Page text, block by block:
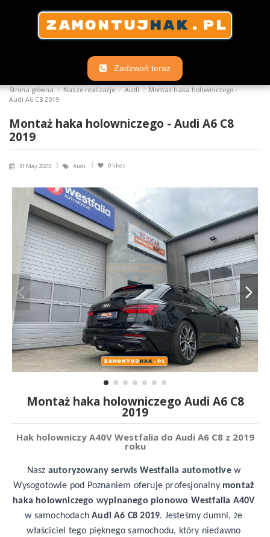
Zadzwoń teraz
Strona główna Nasze realizacje Audi
Montaż haka holowniczego -
Audi A6 C8 2019
Montaż haka holowniczego - Audi A6 C8
2019
31 May 2023 Audi 0 likes
Montaż haka holowniczego Audi A6 C8
2019
Hak holowniczy A40V Westfalia do Audi A6 C8 z 2019
roku
Nasz autoryzowany serwis Westfalia automotive w
Wysogotowie pod Poznaniem oferuje profesjonalny montaż
haka holowniczego wypinanego pionowo Westfalia A40V
w samochodach Audi A6 C8 2019. Jesteśmy dumni, że
właściciel tego pięknego samochodu, który niedawno